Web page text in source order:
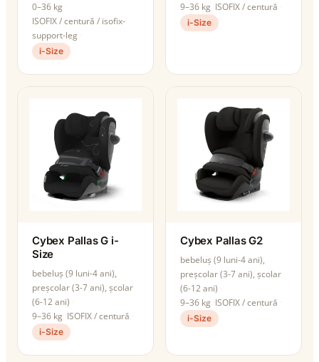
0–36 kg
ISOFIX / centură / isofix-
support-leg
i-Size
9–36 kg ISOFIX / centură
i-Size
Cybex Pallas G i-
Size
bebeluș (9 luni-4 ani),
preșcolar (3-7 ani), școlar
(6-12 ani)
9–36 kg ISOFIX / centură
i-Size
Cybex Pallas G2
bebeluș (9 luni-4 ani),
preșcolar (3-7 ani), școlar
(6-12 ani)
9–36 kg ISOFIX / centură
i-Size